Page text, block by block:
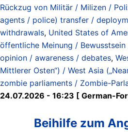
Rückzug von Militär / Milizen /
agents / police) transfer /
withdrawals, United States of
öffentliche Meinung /
opinion / awareness / debates,
Mittlerer Osten“) / West Asia
zombie parliaments / Zombie-
24.07.2026 - 16:23 [ German-
Beihilfe zum